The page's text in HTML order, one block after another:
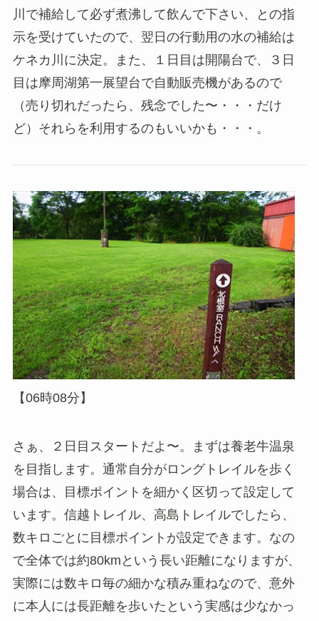
川で補給して必ず煮沸して飲んで下さい、との指
示を受けていたので、翌日の行動用の水の補給は
ケネカ川に決定。また、１日目は開陽台で、３日
目は摩周湖第一展望台で自動販売機があるので
（売り切れだったら、残念でした〜・・・だけ
ど）それらを利用するのもいいかも・・・。
【06時08分】
さぁ、２日目スタートだよ〜。まずは養老牛温泉
を目指します。通常自分がロングトレイルを歩く
場合は、目標ポイントを細かく区切って設定して
います。信越トレイル、高島トレイルでしたら、
数キロごとに目標ポイントが設定できます。なの
で全体では約80kmという長い距離になりますが、
実際には数キロ毎の細かな積み重ねなので、意外
に本人には長距離を歩いたという実感は少なかっ